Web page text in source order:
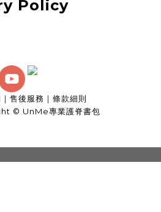
Policy
｜ 售後服務 ｜ 條款細則
© UnMe專業護脊書包